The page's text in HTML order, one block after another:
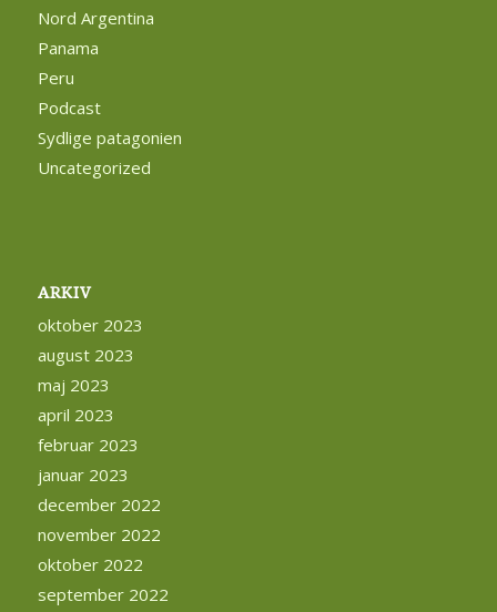
Nord Argentina
Panama
Peru
Podcast
Sydlige patagonien
Uncategorized
ARKIV
oktober 2023
august 2023
maj 2023
april 2023
februar 2023
januar 2023
december 2022
november 2022
oktober 2022
september 2022